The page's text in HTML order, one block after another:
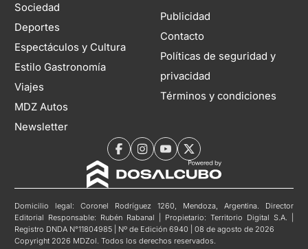
Sociedad
Deportes
Espectáculos y Cultura
Estilo Gastronomía
Viajes
MDZ Autos
Newsletter
Publicidad
Contacto
Políticas de seguridad y
privacidad
Términos y condiciones
Domicilio legal: Coronel Rodríguez 1260, Mendoza, Argentina. Director
Editorial Responsable: Rubén Rabanal | Propietario: Territorio Digital S.A. |
Registro DNDA N°11804985 | Nº de Edición 6940 | 08 de agosto de 2026
Copyright 2026 MDZol. Todos los derechos reservados.